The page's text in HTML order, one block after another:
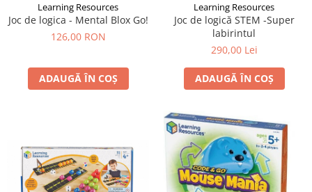
Learning Resources
Joc de logica - Mental Blox Go!
126,00 RON
ADAUGĂ ÎN COȘ
Learning Resources
Joc de logică STEM -Super
labirintul
290,00 Lei
ADAUGĂ ÎN COȘ